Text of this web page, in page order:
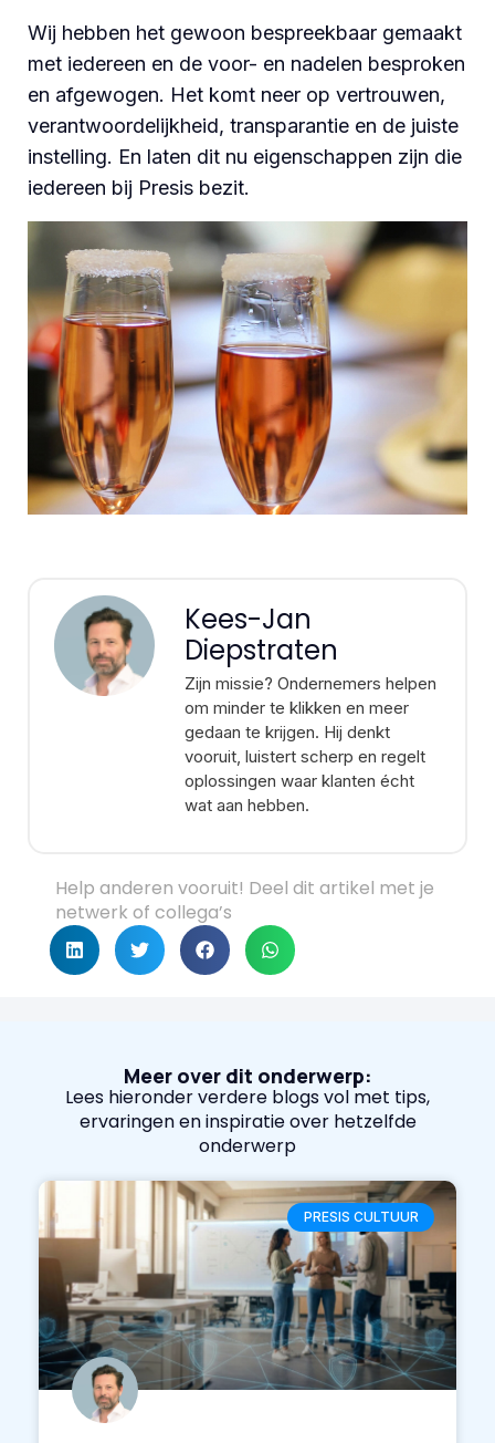
Wij hebben het gewoon bespreekbaar gemaakt
met iedereen en de voor- en nadelen besproken
en afgewogen. Het komt neer op vertrouwen,
verantwoordelijkheid, transparantie en de juiste
instelling. En laten dit nu eigenschappen zijn die
iedereen bij Presis bezit.
Kees-Jan
Diepstraten
Zijn missie? Ondernemers helpen
om minder te klikken en meer
gedaan te krijgen. Hij denkt
vooruit, luistert scherp en regelt
oplossingen waar klanten écht
wat aan hebben.
Help anderen vooruit! Deel dit artikel met je
netwerk of collega’s
Meer over dit onderwerp:
Lees hieronder verdere blogs vol met tips,
ervaringen en inspiratie over hetzelfde
onderwerp
PRESIS CULTUUR